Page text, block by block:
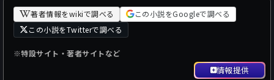
著者情報をwikiで調べる
この小説をGoogleで調べる
この小説をTwitterで調べる
※特設サイト・著者サイトなど
情報提供